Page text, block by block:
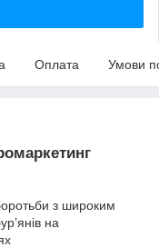
Оплата Умови
з широким
на